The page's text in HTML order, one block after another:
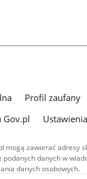
Profil zaufany
Gov.pl
mogą zawierać adresy
danych w
danych osobowych.